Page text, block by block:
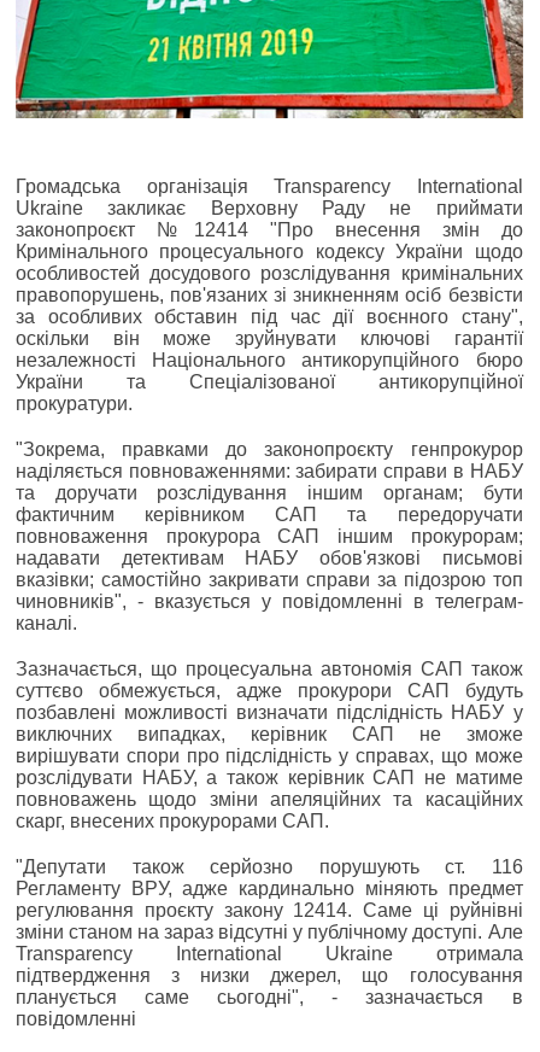
Громадська організація Transparency International
Ukraine закликає Верховну Раду не приймати
законопроєкт №12414 "Про внесення змін до
Кримінального процесуального кодексу України щодо
особливостей досудового розслідування кримінальних
правопорушень, пов'язаних зі зникненням осіб безвісти
за особливих обставин під час дії воєнного стану",
оскільки він може зруйнувати ключові гарантії
незалежності Національного антикорупційного бюро
України та Спеціалізованої антикорупційної
прокуратури.
"Зокрема, правками до законопроєкту генпрокурор
наділяється повноваженнями: забирати справи в НАБУ
та доручати розслідування іншим органам; бути
фактичним керівником САП та передоручати
повноваження прокурора САП іншим прокурорам;
надавати детективам НАБУ обов'язкові письмові
вказівки; самостійно закривати справи за підозрою топ
чиновників", - вказується у повідомленні в телеграм-
каналі.
Зазначається, що процесуальна автономія САП також
суттєво обмежується, адже прокурори САП будуть
позбавлені можливості визначати підслідність НАБУ у
виключних випадках, керівник САП не зможе
вирішувати спори про підслідність у справах, що може
розслідувати НАБУ, а також керівник САП не матиме
повноважень щодо зміни апеляційних та касаційних
скарг, внесених прокурорами САП.
"Депутати також серйозно порушують ст. 116
Регламенту ВРУ, адже кардинально міняють предмет
регулювання проєкту закону 12414. Саме ці руйнівні
зміни станом на зараз відсутні у публічному доступі. Але
Transparency International Ukraine отримала
підтвердження з низки джерел, що голосування
планується саме сьогодні", - зазначається в
повідомленні